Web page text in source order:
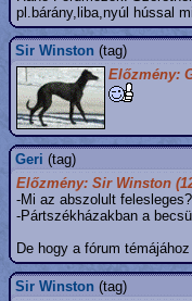
pl.bárány,liba,nyúl hússal
Sir Winston (tag)
Előzmény:
Geri (tag)
Előzmény: Sir Winston
-Mi az abszolult felesleges?
-Pártszékházakban a
De hogy a fórum
Sir Winston (tag)